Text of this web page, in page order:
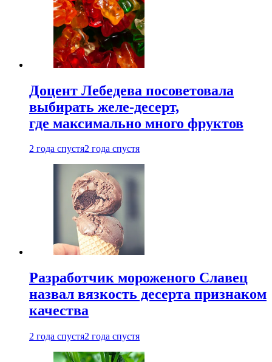
Доцент Лебедева посоветовала
выбирать желе-десерт,
где максимально много фруктов
2 года спустя2 года спустя
Разработчик мороженого Славец
назвал вязкость десерта признаком
качества
2 года спустя2 года спустя